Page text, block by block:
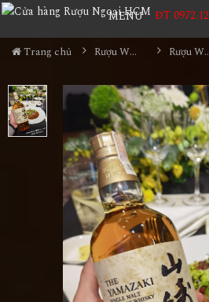
MENU ĐT
Trang chủ Rượu Whisky Rượu Whisky